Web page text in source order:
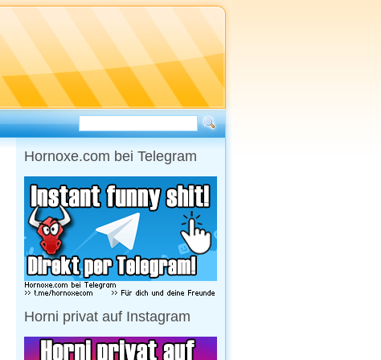
Hornoxe.com bei Telegram
Horni privat auf Instagram